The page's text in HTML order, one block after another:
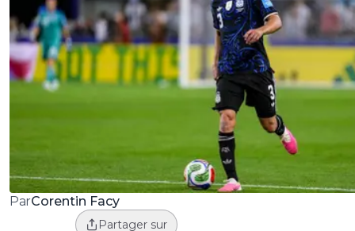
ParCorentin Facy
Partager sur